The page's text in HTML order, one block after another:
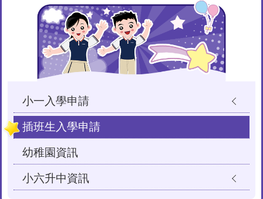
Main
navigation
小一入學申請
插班生入學申請
幼稚園資訊
小六升中資訊